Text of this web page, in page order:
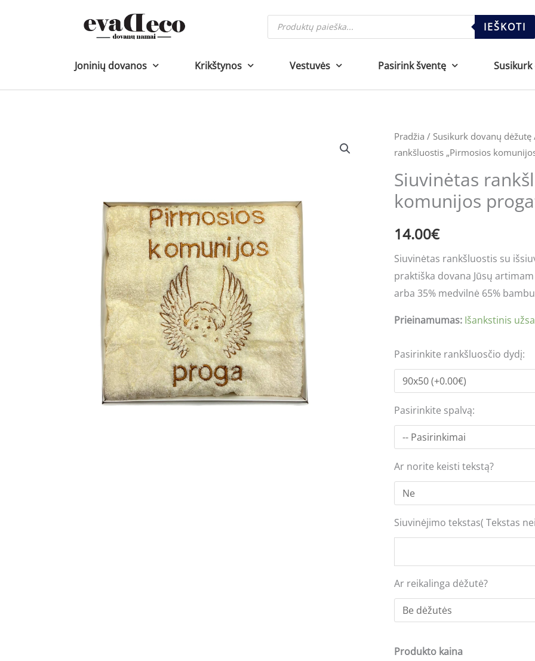
Products
search IEŠKOTI
Joninių dovanos Krikštynos Vestuvės Pasirink šventę
Pradžia / Susikurk dovanų dėžutę
rankšluostis „Pirmosios
Siuvinėtas
komunijos
14.00€
Siuvinėtas rankšluostis su
praktiška dovana Jūsų
arba 35% medvilnė 65%
Prieinamumas: Išankstinis
Pasirinkite rankšluosčio dydį:
Pasirinkite spalvą:
Ar norite keisti tekstą?
Siuvinėjimo tekstas( Tekstas
Ar reikalinga dėžutė?
Produkto kaina
produkto
kiekis:
Siuvinėtas
rankšluostis
"Pirmosios
proga''